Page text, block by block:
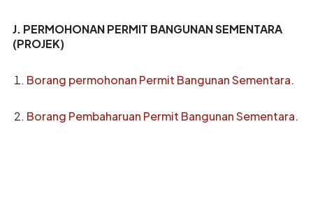
J. PERMOHONAN PERMIT BANGUNAN SEMENTARA
(PROJEK)
Borang permohonan Permit Bangunan Sementara.
Borang Pembaharuan Permit Bangunan Sementara.